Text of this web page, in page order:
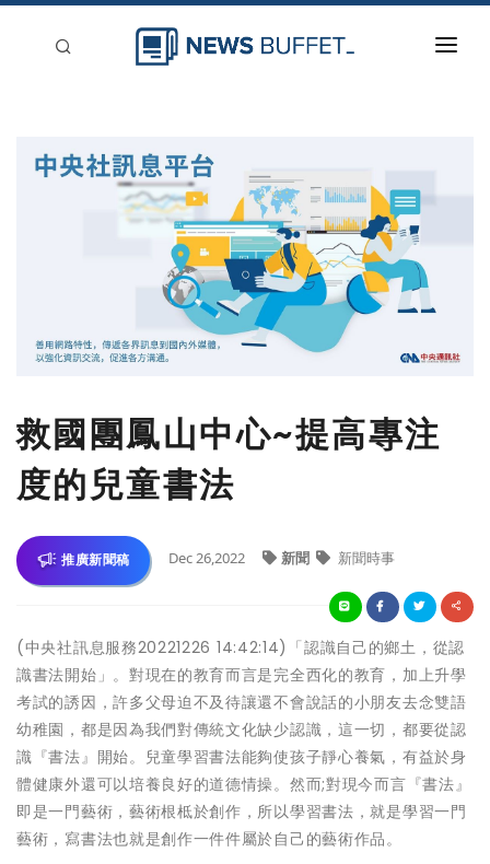
救國團鳳山中心~提高專注
度的兒童書法
推廣新聞稿 Dec 26,2022 新聞 新聞時事
(中央社訊息服務20221226 14:42:14)「認識自己的鄉土，從認
識書法開始」。對現在的教育而言是完全西化的教育，加上升學
考試的誘因，許多父母迫不及待讓還不會說話的小朋友去念雙語
幼稚園，都是因為我們對傳統文化缺少認識，這一切，都要從認
識『書法』開始。兒童學習書法能夠使孩子靜心養氣，有益於身
體健康外還可以培養良好的道德情操。然而;對現今而言『書法』
即是一門藝術，藝術根柢於創作，所以學習書法，就是學習一門
藝術，寫書法也就是創作一件件屬於自己的藝術作品。